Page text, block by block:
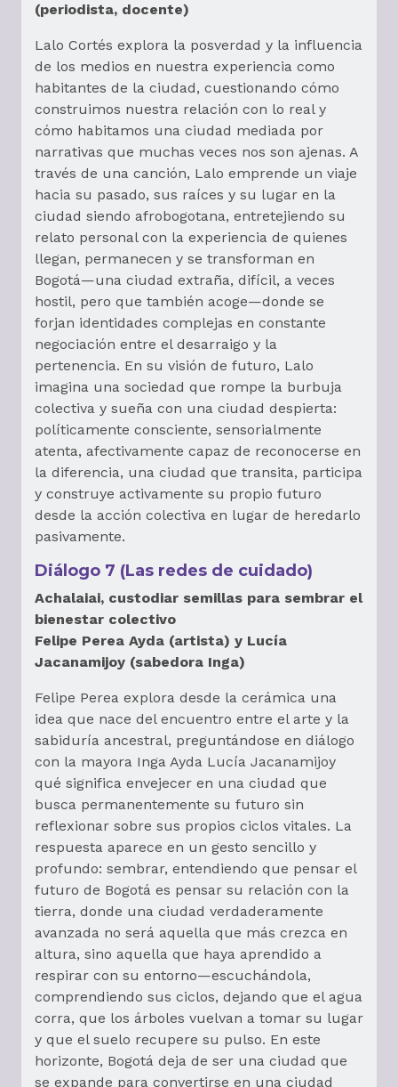
(periodista, docente)
Lalo Cortés explora la posverdad y la influencia
de los medios en nuestra experiencia como
habitantes de la ciudad, cuestionando cómo
construimos nuestra relación con lo real y
cómo habitamos una ciudad mediada por
narrativas que muchas veces nos son ajenas. A
través de una canción, Lalo emprende un viaje
hacia su pasado, sus raíces y su lugar en la
ciudad siendo afrobogotana, entretejiendo su
relato personal con la experiencia de quienes
llegan, permanecen y se transforman en
Bogotá—una ciudad extraña, difícil, a veces
hostil, pero que también acoge—donde se
forjan identidades complejas en constante
negociación entre el desarraigo y la
pertenencia. En su visión de futuro, Lalo
imagina una sociedad que rompe la burbuja
colectiva y sueña con una ciudad despierta:
políticamente consciente, sensorialmente
atenta, afectivamente capaz de reconocerse en
la diferencia, una ciudad que transita, participa
y construye activamente su propio futuro
desde la acción colectiva en lugar de heredarlo
pasivamente.
Diálogo 7 (Las redes de cuidado)
Achalaiai, custodiar semillas para sembrar el
bienestar colectivo
Felipe Perea Ayda (artista) y Lucía
Jacanamijoy (sabedora Inga)
Felipe Perea explora desde la cerámica una
idea que nace del encuentro entre el arte y la
sabiduría ancestral, preguntándose en diálogo
con la mayora Inga Ayda Lucía Jacanamijoy
qué significa envejecer en una ciudad que
busca permanentemente su futuro sin
reflexionar sobre sus propios ciclos vitales. La
respuesta aparece en un gesto sencillo y
profundo: sembrar, entendiendo que pensar el
futuro de Bogotá es pensar su relación con la
tierra, donde una ciudad verdaderamente
avanzada no será aquella que más crezca en
altura, sino aquella que haya aprendido a
respirar con su entorno—escuchándola,
comprendiendo sus ciclos, dejando que el agua
corra, que los árboles vuelvan a tomar su lugar
y que el suelo recupere su pulso. En este
horizonte, Bogotá deja de ser una ciudad que
se expande para convertirse en una ciudad